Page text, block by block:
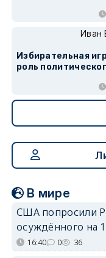
Иван
Избирательная
роль
В мире
США попросили
осуждённого на
16:40 0 36